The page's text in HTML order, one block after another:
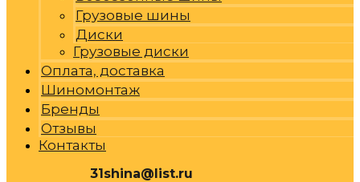
Грузовые шины
Диски
Грузовые диски
Оплата, доставка
Шиномонтаж
Бренды
Отзывы
Контакты
31shina@list.ru